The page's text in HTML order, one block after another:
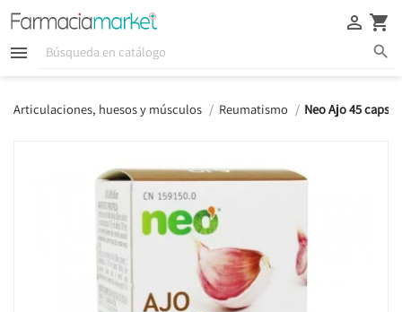
  
 
Articulaciones, huesos y músculos Reumatismo Neo Ajo 45